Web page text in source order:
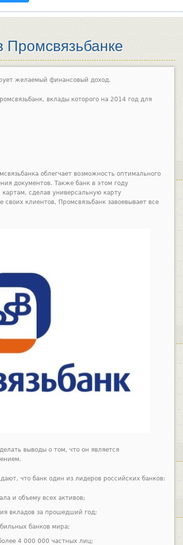
Промсвязьбанке
желаемый финансовый доход.
вклады которого на 2014 год для
облегчает возможность оптимального
документов. Также банк в этом году
сделав универсальную карту
клиентов, Промсвязьбанк завоевывает все
выводы о том, что он является
что банк один из лидеров российских банков:
и объему всех активов;
вкладов за прошедший год;
банков мира;
4 000 000 частных лиц;